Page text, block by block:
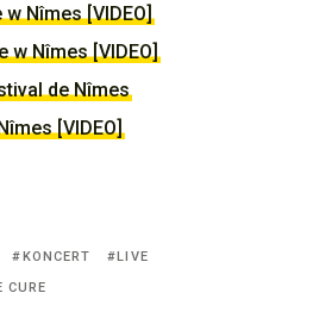
Nîmes [VIDEO]
w Nîmes [VIDEO]
de Nîmes
[VIDEO]
KONCERT
LIVE
CURE